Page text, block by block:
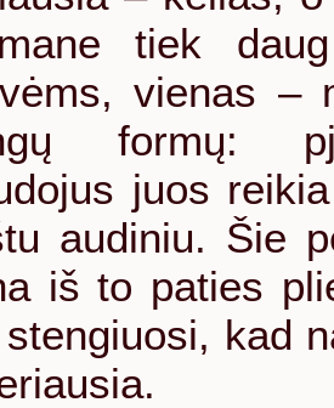
tiek
vienas –
formų:
juos
audiniu. Šie
iš to paties
kad